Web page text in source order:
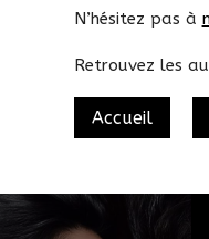
N’hésitez pas à
Retrouvez les
Accueil